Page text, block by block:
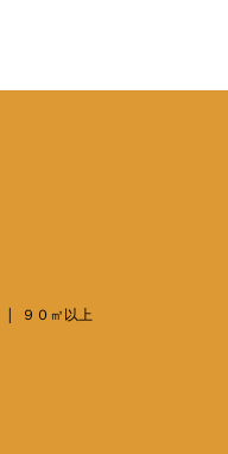
９０㎡以上